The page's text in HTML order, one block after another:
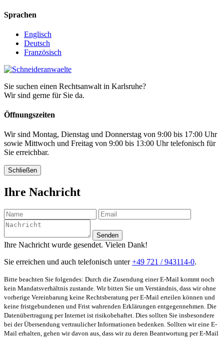
Sprachen
Englisch
Deutsch
Französisch
Sie suchen einen Rechtsanwalt in Karlsruhe?
Wir sind gerne für Sie da.
Öffnungszeiten
Wir sind Montag, Dienstag und Donnerstag von 9:00 bis 17:00 Uhr
sowie Mittwoch und Freitag von 9:00 bis 13:00 Uhr telefonisch für
Sie erreichbar.
Schließen
Ihre Nachricht
Senden
Ihre Nachricht wurde gesendet. Vielen Dank!
Sie erreichen und auch telefonisch unter+49 721 / 943114-0.
Bitte beachten Sie folgendes: Durch die Zusendung einer E-Mail kommt noch
kein Mandatsverhältnis zustande. Wir bitten Sie um Verständnis, dass wir ohne
vorherige Vereinbarung keine Rechtsberatung per E-Mail erteilen können und
keine fristgebundenen und Frist wahrenden Erklärungen entgegennehmen. Die
Datenübertragung per Internet ist risikobehaftet. Dies sollten Sie insbesondere
bei der Übersendung vertraulicher Informationen bedenken. Sollten wir eine E-
Mail erhalten, gehen wir davon aus, dass wir zu deren Beantwortung per E-Mail